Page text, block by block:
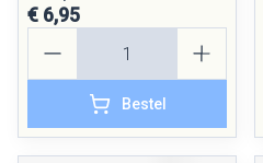
€ 6,95
Bestel